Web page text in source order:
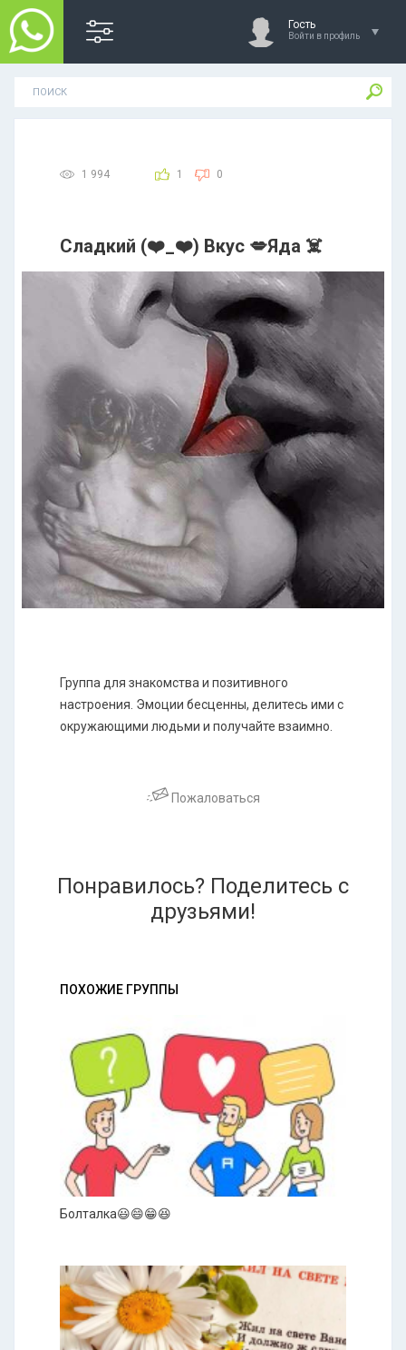
Гость
Войти в профиль
1 994 1 0
Сладкий (❤️_❤️) Вкус 💋Яда ☠️
Группа для знакомства и позитивного
настроения. Эмоции бесценны, делитесь ими с
окружающими людьми и получайте взаимно.
Пожаловаться
Понравилось? Поделитесь с
друзьями!
ПОХОЖИЕ ГРУППЫ
Болталка😃😄😁😆